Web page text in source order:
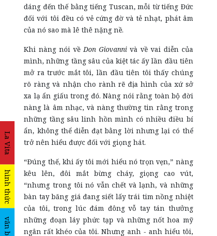
La Vita
hình thức
văn bản
dáng đến thế bằng tiếng Tuscan, mỗi từ tiếng Đức
đối với tôi đều có vẻ cứng đờ và tẻ nhạt, phát âm
của nó sao mà lê thê nặng nề.
Khi nàng nói vềDon Giovanni và về vai diễn của
mình, những tầng sâu của kiệt tác ấy lần đầu tiên
mở ra trước mắt tôi, lần đầu tiên tôi thấy chúng
rõ ràng và nhận cho rành rẽ địa hình của xứ sở
xa lạ ẩn giấu trong đó. Nàng nói rằng toàn bộ đời
nàng là âm nhạc, và nàng thường tin rằng trong
những tầng sâu linh hồn mình có nhiều điều bí
ẩn, không thể diễn đạt bằng lời nhưng lại có thể
trở nên hiểu được đối với giọng hát.
“Đúng thế, khi ấy tôi mới hiểu nó trọn vẹn,” nàng
kêu lên, đôi mắt bừng cháy, giọng cao vút,
“nhưng trong tôi nó vẫn chết và lạnh, và những
bàn tay băng giá đang siết lấy trái tim nồng nhiệt
của tôi, trong lúc đám đông vỗ tay tán thưởng
những đoạn láy phức tạp và những nốt hoa mỹ
ngân rất khéo của tôi. Nhưng anh - anh hiểu tôi,